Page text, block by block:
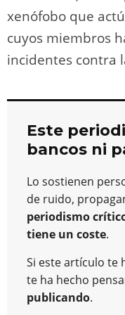
xenófobo que
cuyos miembros
incidentes contra
Este
bancos ni
Lo sostienen
de ruido,
periodismo
tiene un coste.
Si este artículo te
te ha hecho
publicando.